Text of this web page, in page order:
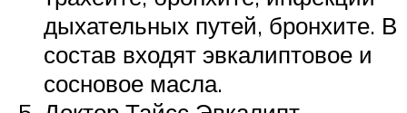
дыхательных путей, бронхите. В
состав входят эвкалиптовое и
сосновое масла.